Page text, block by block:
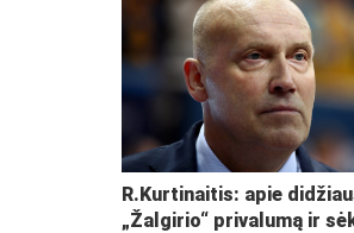
R.Kurtinaitis: apie
„Žalgirio“ privalumą ir